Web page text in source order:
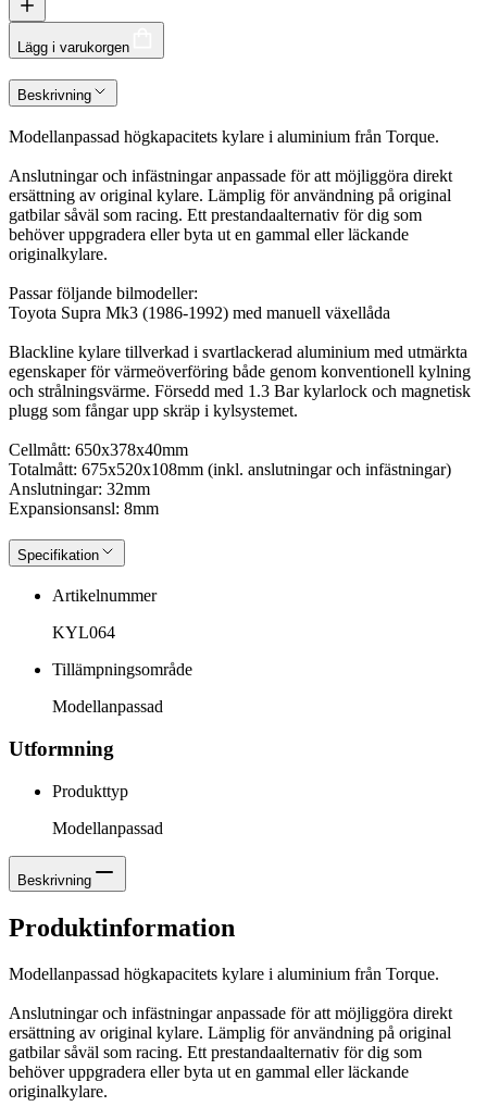
Lägg i varukorgen
Beskrivning
Modellanpassad högkapacitets kylare i aluminium från Torque.
Anslutningar och infästningar anpassade för att möjliggöra direkt
ersättning av original kylare. Lämplig för användning på original
gatbilar såväl som racing. Ett prestandaalternativ för dig som
behöver uppgradera eller byta ut en gammal eller läckande
originalkylare.
Passar följande bilmodeller:
Toyota Supra Mk3 (1986-1992) med manuell växellåda
Blackline kylare tillverkad i svartlackerad aluminium med utmärkta
egenskaper för värmeöverföring både genom konventionell kylning
och strålningsvärme. Försedd med 1.3 Bar kylarlock och magnetisk
plugg som fångar upp skräp i kylsystemet.
Cellmått: 650x378x40mm
Totalmått: 675x520x108mm (inkl. anslutningar och infästningar)
Anslutningar: 32mm
Expansionsansl: 8mm
Specifikation
Artikelnummer
KYL064
Tillämpningsområde
Modellanpassad
Utformning
Produkttyp
Modellanpassad
Beskrivning
Produktinformation
Modellanpassad högkapacitets kylare i aluminium från Torque.
Anslutningar och infästningar anpassade för att möjliggöra direkt
ersättning av original kylare. Lämplig för användning på original
gatbilar såväl som racing. Ett prestandaalternativ för dig som
behöver uppgradera eller byta ut en gammal eller läckande
originalkylare.